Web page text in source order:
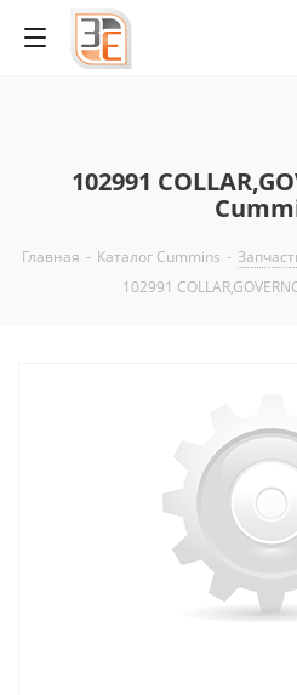
102991
Главная - Каталог Cummins -
102991